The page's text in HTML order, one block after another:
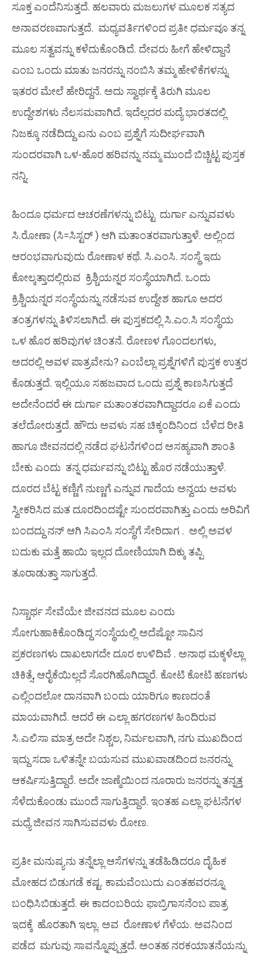
ಸೂಕ್ತ ಎಂದೆನಿಸುತ್ತದೆ. ಹಲವಾರು ಮಜಲುಗಳ ಮೂಲಕ ಸತ್ಯದ
ಅನಾವರಣವಾಗುತ್ತದೆ. ಮಧ್ಯವರ್ತಿಗಳಿಂದ ಪ್ರತೀ ಧರ್ಮವೂ ತನ್ನ
ಮೂಲ ಸತ್ವವನ್ನು ಕಳೆದುಕೊಂಡಿದೆ. ದೇವರು ಹೀಗೆ ಹೇಳಿದ್ದಾನೆ
ಎಂಬ ಒಂದು ಮಾತು ಜನರನ್ನು ನಂಬಿಸಿ ತಮ್ಮ ಹೇಳಿಕೆಗಳನ್ನು
ಇತರರ ಮೇಲೆ ಹೇರಿದ್ದನೆ. ಅದು ಸ್ವಾರ್ಥಕ್ಕೆ ತಿರುಗಿ ಮೂಲ
ಉದ್ದೇಶಗಳು ನೆಲಸಮವಾಗಿದೆ. ಇದೆಲ್ಲದರ ಮದ್ಯೆ ಭಾರತದಲ್ಲಿ
ನಿಜಕ್ಕೂ ನಡೆದಿದ್ದು ಏನು ಎಂಬ ಪ್ರಶ್ನೆಗೆ ಸುದೀರ್ಘವಾಗಿ
ಸುಂದರವಾಗಿ ಒಳ-ಹೊರ ಹರಿವನ್ನು ನಮ್ಮ ಮುಂದೆ ಬಿಚ್ಚಿಟ್ಟ ಪುಸ್ತಕ
ನನ್ನಿ.
ಹಿಂದೂ ಧರ್ಮದ ಆಚರಣೆಗಳನ್ನು ಬಿಟ್ಟು ದುರ್ಗಾ ಎನ್ನುವವಳು
ಸಿ.ರೋಣಾ (ಸಿ=ಸಿಸ್ಟರ್ ) ಆಗಿ ಮತಾಂತರವಾಗುತ್ತಾಳೆ. ಅಲ್ಲಿಂದ
ಆರಂಭವಾಗುವುದು ರೋಣಾಳ ಕಥೆ. ಸಿ.ಎಂಸಿ. ಸಂಸ್ಥೆ ಇದು
ಕೋಲ್ಕತ್ತಾದಲ್ಲಿರುವ ಕ್ರಿಶ್ಚಿಯನ್ನರ ಸಂಸ್ಥೆಯಾಗಿದೆ. ಒಂದು
ಕ್ರಿಶ್ಚಿಯನ್ನರ ಸಂಸ್ಥೆಯನ್ನು ನಡೆಸುವ ಉದ್ದೇಶ ಹಾಗೂ ಅದರ
ತಂತ್ರಗಳನ್ನು ತಿಳಿಸಲಾಗಿದೆ. ಈ ಪುಸ್ತಕದಲ್ಲಿ ಸಿ.ಎಂ.ಸಿ ಸಂಸ್ಥೆಯ
ಒಳ ಹೊರ ಹರಿವುಗಳ ಚಿಂತನೆ. ರೋಣಳ ಗೊಂದಲಗಳು,
ಅದರಲ್ಲಿ ಅವಳ ಪಾತ್ರವೇನು? ಎಂಬೆಲ್ಲಾ ಪ್ರಶ್ನೆಗಳಿಗೆ ಪುಸ್ತಕ ಉತ್ತರ
ಕೊಡುತ್ತದೆ. ಇಲ್ಲಿಯೂ ಸಹಜವಾದ ಒಂದು ಪ್ರಶ್ನೆ ಕಾಣಸಿಗುತ್ತದೆ
ಅದೇನೆಂದರೆ ಈ ದುರ್ಗಾ ಮತಾಂತರವಾಗಿದ್ದಾದರೂ ಏಕೆ ಎಂದು
ತಲೆದೋರುತ್ತದೆ. ಹೌದು ಅವಳು ಸಹ ಚಿಕ್ಕಂದಿನಿಂದ ಬೆಳೆದ ರೀತಿ
ಹಾಗೂ ಜೀವನದಲ್ಲಿ ನಡೆದ ಘಟನೆಗಳಿಂದ ಅಸಹ್ಯವಾಗಿ ಶಾಂತಿ
ಬೇಕು ಎಂದು ತನ್ನ ಧರ್ಮವನ್ನು ಬಿಟ್ಟು ಹೊರ ನಡೆಯುತ್ತಾಳೆ.
ದೂರದ ಬೆಟ್ಟ ಕಣ್ಣಿಗೆ ನುಣ್ಣಗೆ ಎನ್ನುವ ಗಾದೆಯ ಅನ್ವಯ ಅವಳು
ಸ್ವೀಕರಿಸಿದ ಮತ ದೂರದಿಂದಷ್ಟೇ ಸುಂದರವಾಗಿತ್ತು ಎಂದು ಅರಿವಿಗೆ
ಬಂದದ್ದು ನನ್ ಆಗಿ ಸಿಎಂಸಿ ಸಂಸ್ಥೆಗೆ ಸೇರಿದಾಗ . ಅಲ್ಲಿ ಅವಳ
ಬದುಕು ಮತ್ತೆ ಹಾಯಿ ಇಲ್ಲದ ದೋಣಿಯಾಗಿ ದಿಕ್ಕು ತಪ್ಪಿ
ತೂರಾಡುತ್ತಾ ಸಾಗುತ್ತದೆ.
ನಿಸ್ಚಾರ್ಥ ಸೇವೆಯೇ ಜೀವನದ ಮೂಲ ಎಂದು
ಸೋಗುಹಾಕಿಕೊಂಡಿದ್ದ ಸಂಸ್ಥೆಯಲ್ಲಿ ಅದೆಷ್ಟೋ ಸಾವಿನ
ಪ್ರಕರಣಗಳು ದಾಖಲಾಗದೇ ದೂರ ಉಳಿದಿವೆ . ಅನಾಥ ಮಕ್ಕಳೆಲ್ಲಾ
ಚಿಕಿತ್ಸೆ, ಆರೈಕೆಯಿಲ್ಲದೆ ಸೊರಗಿಹೊಗಿದ್ದಾರೆ. ಕೋಟಿ ಕೋಟಿ ಹಣಗಳು
ಎಲ್ಲಿಂದಲೋ ದಾನವಾಗಿ ಬಂದು ಯಾರಿಗೂ ಕಾಣದಂತೆ
ಮಾಯವಾಗಿದೆ. ಆದರೆ ಈ ಎಲ್ಲಾ ಹಗರಣಗಳ ಹಿಂದಿರುವ
ಸಿ.ಎಲಿಸಾ ಮಾತ್ರ ಅದೇ ನಿಶ್ಚಲ, ನಿರ್ಮಲವಾಗಿ, ನಗು ಮುಖದಿಂದ
ಇದ್ದು ಸದಾ ಒಳಿತನ್ನೇ ಬಯಸುವ ಮುಖವಾಡದಿಂದ ಜನರನ್ನು
ಆಕರ್ಷಿಸುತ್ತಿದ್ದಾರೆ. ಅದೇ ಜಾಣ್ಮೆಯಿಂದ ನೂರಾರು ಜನರನ್ನು ತನ್ನತ್ತ
ಸೆಳೆದುಕೊಂಡು ಮುಂದೆ ಸಾಗುತ್ತಿದ್ದಾರೆ. ಇಂತಹ ಎಲ್ಲಾ ಘಟನೆಗಳ
ಮಧ್ಯೆ ಜೀವನ ಸಾಗಿಸುವವಳು ರೋಣ.
ಪ್ರತೀ ಮನುಷ್ಯನು ತನ್ನೆಲ್ಲಾ ಆಸೆಗಳನ್ನು ತಡೆಹಿಡಿದರೂ ದೈಹಿಕ
ಮೋಹದ ಬಿಡುಗಡೆ ಕಷ್ಟ. ಕಾಮವೆಂಬುದು ಎಂತಹವರನ್ನೂ
ಬಂಧಿಸಿಬಿಡುತ್ತದೆ. ಈ ಕಾದಂಬರಿಯ ಫಾಬ್ರಿಗಾಸನೆಂಬ ಪಾತ್ರ
ಇದಕ್ಕೆ ಹೊರತಾಗಿ ಇಲ್ಲಾ. ಅವ ರೋಣಾಳ ಗೆಳೆಯ. ಅವನಿಂದ
ಪಡೆದ ಮಗುವು ಸಾವನ್ನೊಪ್ಪುತ್ತದೆ. ಅಂತಹ ನರಕಯಾತನೆಯನ್ನು